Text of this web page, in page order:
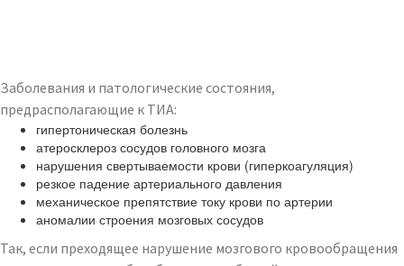
Заболевания и патологические состояния,
предрасполагающие к ТИА:
гипертоническая болезнь
атеросклероз сосудов головного мозга
нарушения свертываемости крови (гиперкоагуляция)
резкое падение артериального давления
механическое препятствие току крови по артерии
аномалии строения мозговых сосудов
Так, если преходящее нарушение мозгового кровообращения